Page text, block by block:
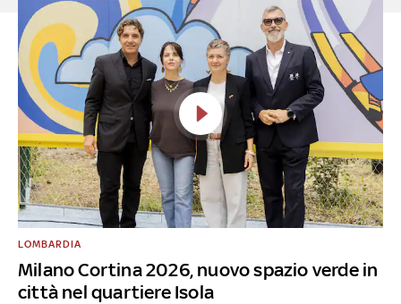
Milano Cortina 2026, nuovo spazio verde in
città nel quartiere Isola
LOMBARDIA